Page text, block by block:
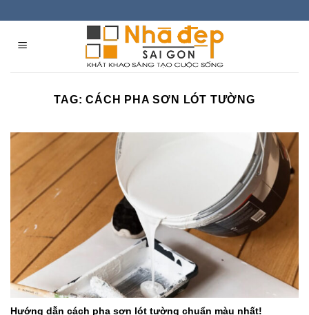
content
TAG:CÁCH PHA SƠN LÓT TƯỜNG
Hướng dẫn cách pha sơn lót tường chuẩn màu nhất!